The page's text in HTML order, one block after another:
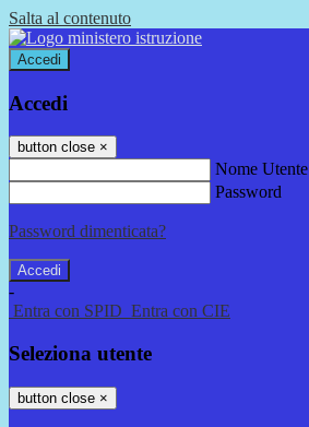
Salta al contenuto
Accedi
Accedi
button close ×
Nome Utente
Password
Password dimenticata?
-
Entra con SPID Entra con CIE
Seleziona utente
button close ×